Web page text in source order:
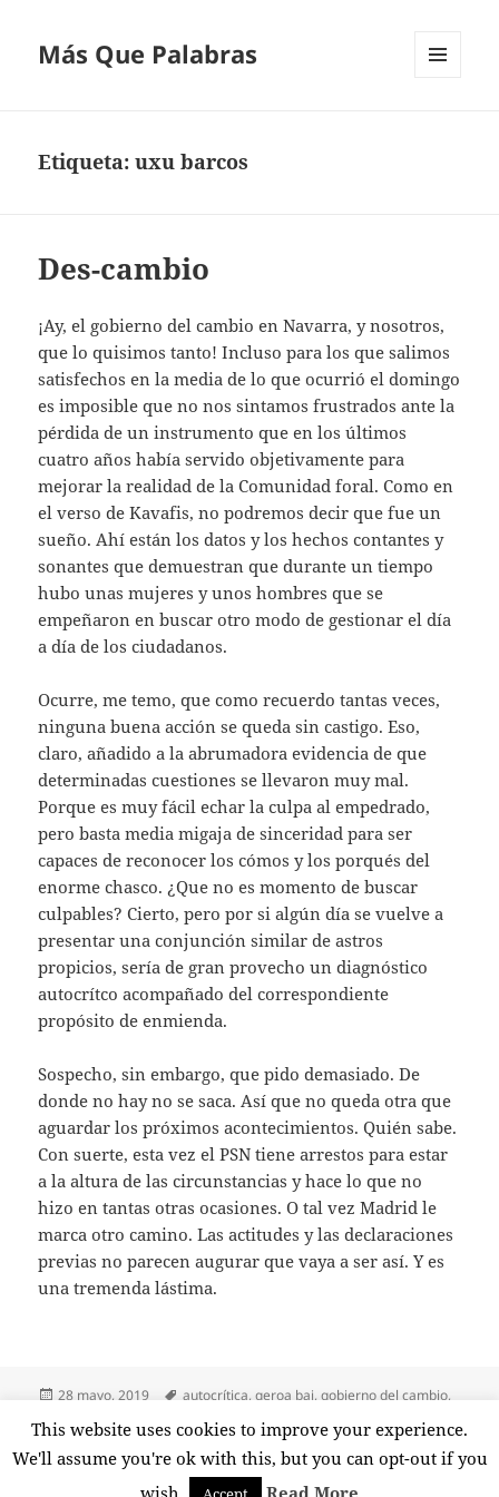
Más Que Palabras
Etiqueta:uxu barcos
Des-cambio
¡Ay, el gobierno del cambio en Navarra, y nosotros,
que lo quisimos tanto! Incluso para los que salimos
satisfechos en la media de lo que ocurrió el domingo
es imposible que no nos sintamos frustrados ante la
pérdida de un instrumento que en los últimos
cuatro años había servido objetivamente para
mejorar la realidad de la Comunidad foral. Como en
el verso de Kavafis, no podremos decir que fue un
sueño. Ahí están los datos y los hechos contantes y
sonantes que demuestran que durante un tiempo
hubo unas mujeres y unos hombres que se
empeñaron en buscar otro modo de gestionar el día
a día de los ciudadanos.
Ocurre, me temo, que como recuerdo tantas veces,
ninguna buena acción se queda sin castigo. Eso,
claro, añadido a la abrumadora evidencia de que
determinadas cuestiones se llevaron muy mal.
Porque es muy fácil echar la culpa al empedrado,
pero basta media migaja de sinceridad para ser
capaces de reconocer los cómos y los porqués del
enorme chasco. ¿Que no es momento de buscar
culpables? Cierto, pero por si algún día se vuelve a
presentar una conjunción similar de astros
propicios, sería de gran provecho un diagnóstico
autocrítco acompañado del correspondiente
propósito de enmienda.
Sospecho, sin embargo, que pido demasiado. De
donde no hay no se saca. Así que no queda otra que
aguardar los próximos acontecimientos. Quién sabe.
Con suerte, esta vez el PSN tiene arrestos para estar
a la altura de las circunstancias y hace lo que no
hizo en tantas otras ocasiones. O tal vez Madrid le
marca otro camino. Las actitudes y las declaraciones
previas no parecen augurar que vaya a ser así. Y es
una tremenda lástima.
Publicado
28 mayo, 2019 Etiquetas
autocrítica,geroa bai,gobierno del cambio,
barcos
Deja un comentario en Des-cambio
This website uses cookies to improve your experience.
We'll assume you're ok with this, but you can opt-out if you
wish.
Read More